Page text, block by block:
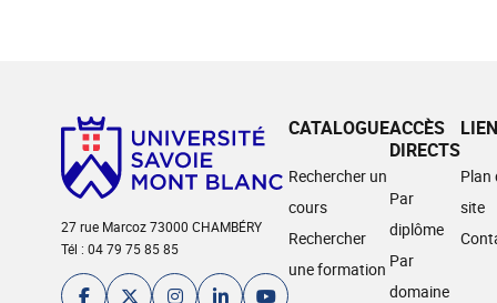
27 rue Marcoz 73000 CHAMBÉRY
Tél : 04 79 75 85 85
CATALOGUE
Rechercher un
cours
Rechercher
une formation
ACCÈS
DIRECTS
Par
diplôme
Par
domaine
Plan
site